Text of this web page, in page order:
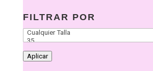
FILTRAR POR
Aplicar